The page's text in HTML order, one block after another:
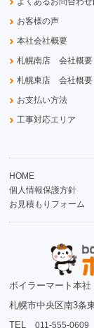
お客様の声
本社会社概要
札幌南店 会社概要
札幌東店 会社概要
お支払い方法
工事対応エリア
HOME
個人情報保護方針
お見積もりフォーム
ボイラーマート本社
札幌市中央区南3条
TEL011-555-0609